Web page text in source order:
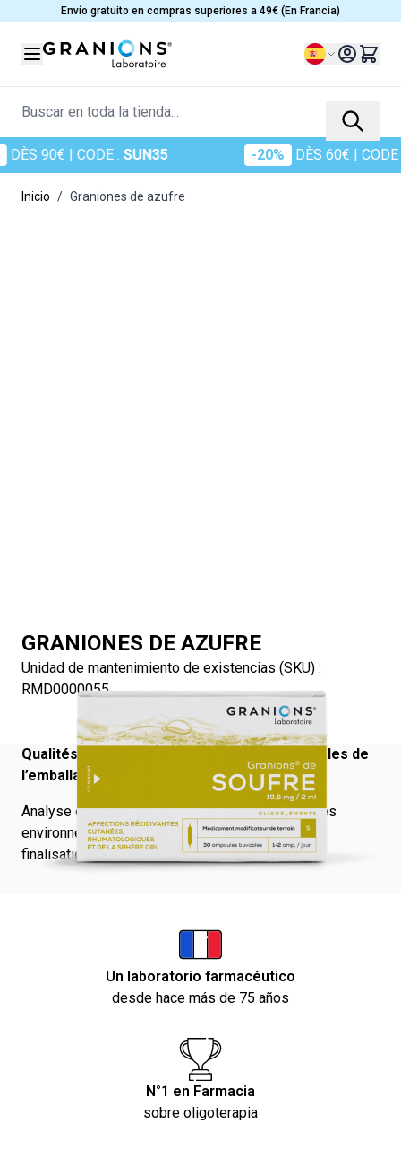
Ir al contenidoEnvío gratuito en compras superiores a 49€ (En Francia)
Lenguaje
Buscar en toda la tienda...
90€| CODE :SUN35 -20% DÈS 60€| CODE :
Inicio / Graniones de azufre
GRANIONES DE AZUFRE
Unidad de mantenimiento de existencias (SKU) :
RMD0000055
Qualités et caractéristiques environnementales de
l’emballage :
Analyse complète des qualités et caractéristiques
environnementales de l’emballage en cours de
finalisation.
Un laboratorio farmacéutico
desde hace más de 75 años
N°1 en Farmacia
sobre oligoterapia